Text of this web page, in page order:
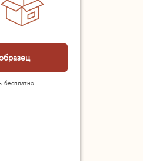
бесплатно